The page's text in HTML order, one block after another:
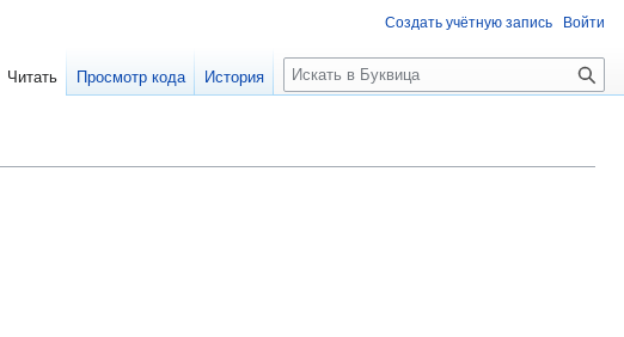
Создать учётную запись Войти
Читать Просмотр кода История
П
о
к